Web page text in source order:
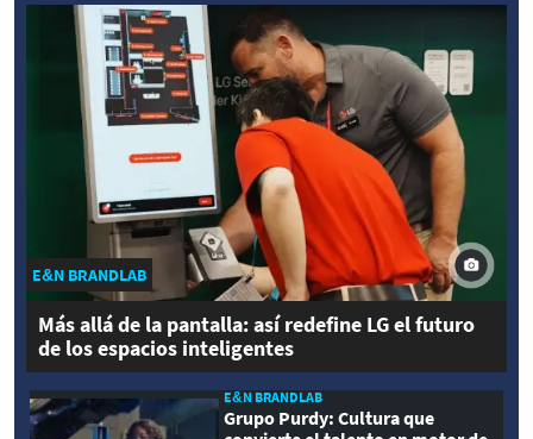
E&N BRANDLAB
Más allá de la pantalla: así redefine LG el futuro
de los espacios inteligentes
E&N BRANDLAB
Grupo Purdy: Cultura que